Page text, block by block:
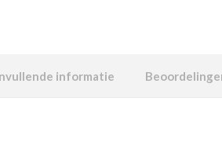
informatie